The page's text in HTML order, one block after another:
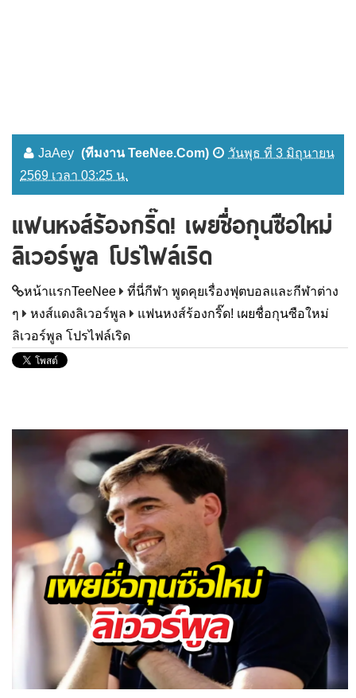
JaAey (ทีมงาน TeeNee.Com)
วันพุธ ที่ 3 มิถุนายน
2569 เวลา 03:25 น.
แฟนหงส์ร้องกริ๊ด! เผยชื่อกุนซือใหม่
ลิเวอร์พูล โปรไฟล์เริด
หน้าแรกTeeNee
ที่นี่กีฬา พูดคุยเรื่องฟุตบอลและกีฬาต่าง
ๆ
หงส์แดงลิเวอร์พูล
แฟนหงส์ร้องกริ๊ด! เผยชื่อกุนซือใหม่
ลิเวอร์พูล โปรไฟล์เริด